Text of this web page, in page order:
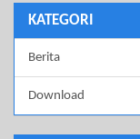
KATEGORI
Berita
Download